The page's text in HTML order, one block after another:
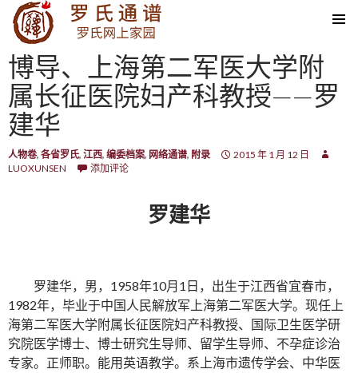
SKIP TO CONTENT
博导、上海第二军医大学附
属长征医院妇产科教授——罗
建华
人物卷, 各省罗氏, 江西, 编委档案, 网络通谱, 附录
2015 年 1 月 12 日
LUOXUNSEN
添加评论
罗建华
罗建华，男，1958年10月1日，出生于江西省宜春市，
1982年，毕业于中国人民解放军上海第二军医大学。现任上
海第二军医大学附属长征医院妇产科教授、国际卫生医学研
究院医学博士、博士研究生导师、留学生导师、不孕症诊治
专家。正师职。能用英语教学。系上海市遗传学会、中华医